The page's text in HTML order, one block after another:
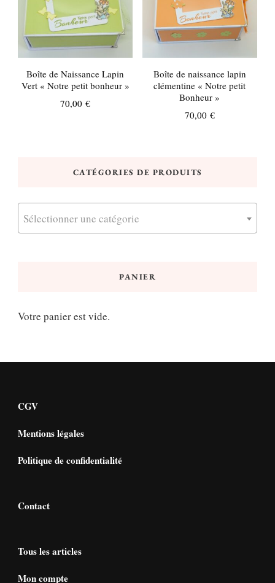
ancien
Boîte de Naissance Lapin
Vert « Notre petit bonheur »
70,00€
Boîte de naissance lapin
clémentine « Notre petit
Bonheur »
70,00 €
CATÉGORIES DE PRODUITS
Sélectionner une catégorie
PANIER
Votre panier est vide.
CGV
Mentions légales
Politique de confidentialité
Contact
Tous les articles
Mon compte